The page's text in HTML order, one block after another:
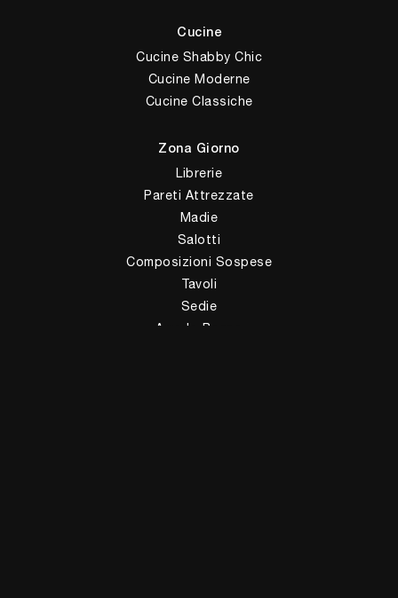
Cucine
Cucine Shabby Chic
Cucine Moderne
Cucine Classiche
Zona Giorno
Librerie
Pareti Attrezzate
Madie
Salotti
Composizioni Sospese
Tavoli
Sedie
Arredo Bagno